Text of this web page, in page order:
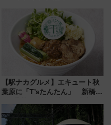
を満喫しよう
【駅ナカグルメ】エキュート秋
葉原に「T’sたんたん」 新橋に
饅」、オムライス専門店「肉と
たまご」新グルメ続々登場！